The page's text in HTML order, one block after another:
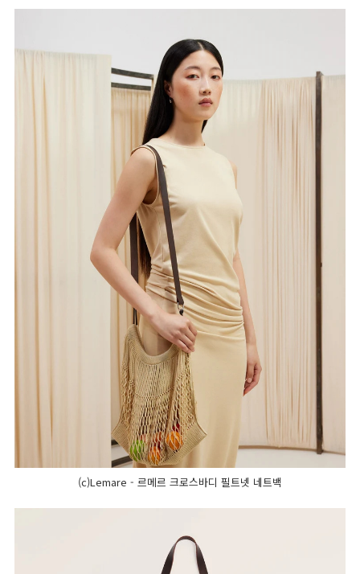
(c)Lemare - 르메르 크로스바디 필트넷 네트백